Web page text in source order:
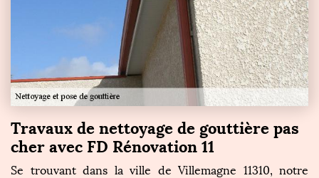
Travaux de nettoyage de gouttière pas
cher avec FD Rénovation 11
Se trouvant dans la ville de Villemagne 11310, notre